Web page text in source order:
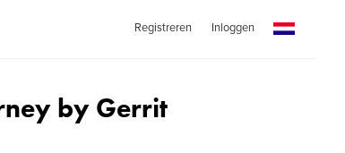
Registreren Inloggen
by Gerrit